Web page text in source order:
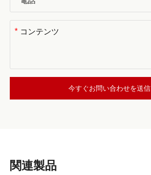
*
今すぐお問い合わせを送信
関連製品